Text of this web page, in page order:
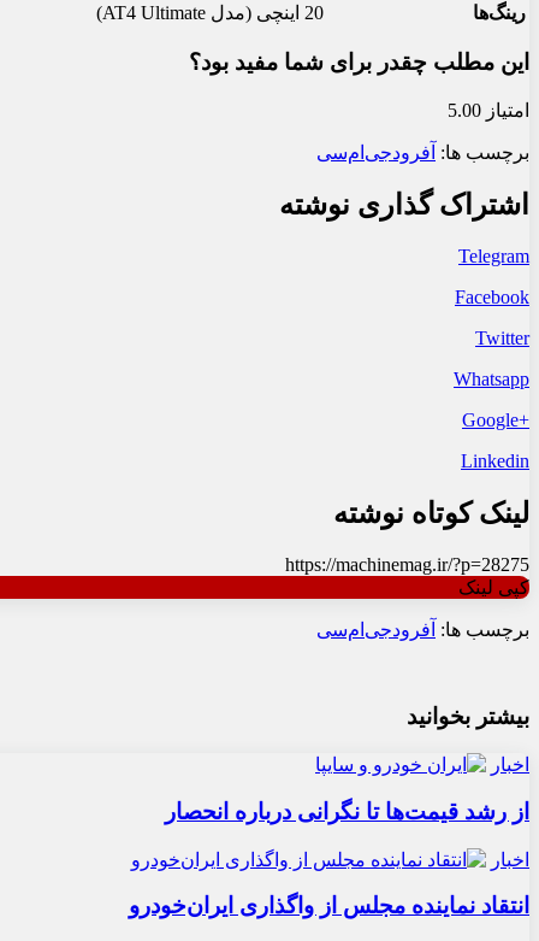
رینگ‌ها
20 اینچی (مدل AT4 Ultimate)
این مطلب چقدر برای شما مفید بود؟
امتیاز 5.00
برچسب ها: آفرودجی‌ام‌سی
اشتراک گذاری نوشته
Telegram
Facebook
Twitter
Whatsapp
+Google
Linkedin
لینک کوتاه نوشته
https://machinemag.ir/?p=28275
کپی لینک
برچسب ها: آفرودجی‌ام‌سی
بیشتر بخوانید
اخبار
از رشد قیمت‌ها تا نگرانی درباره انحصار
اخبار
انتقاد نماینده مجلس از واگذاری ایران‌خودرو